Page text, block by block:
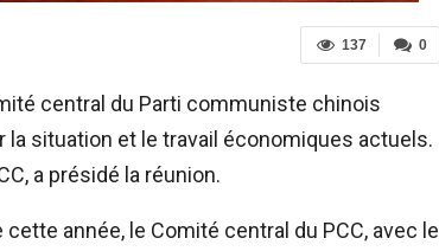
0
137
central du Parti communiste chinois
la situation et le travail économiques actuels.
a présidé la réunion.
année, le Comité central du PCC, avec le